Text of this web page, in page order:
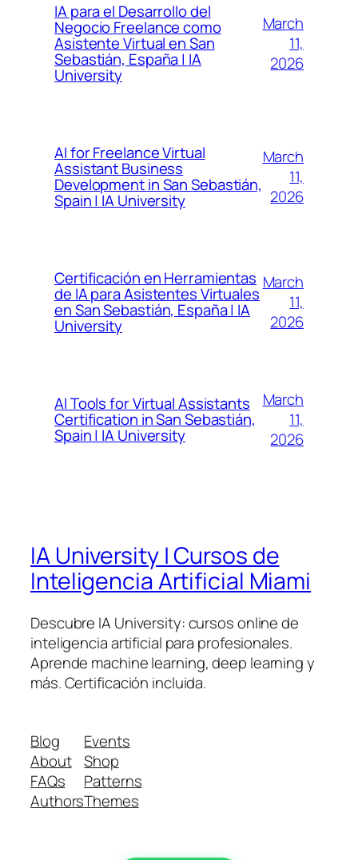
IA para el Desarrollo del
Negocio Freelance como
Asistente Virtual en San
Sebastián, España | IA
University
March
11,
2026
AI for Freelance Virtual
Assistant Business
Development in San Sebastián,
Spain | IA University
March
11,
2026
Certificación en Herramientas
de IA para Asistentes Virtuales
en San Sebastián, España | IA
University
March
11,
2026
AI Tools for Virtual Assistants
Certification in San Sebastián,
Spain | IA University
March
11,
2026
IA University | Cursos de
Inteligencia Artificial Miami
Descubre IA University: cursos online de
inteligencia artificial para profesionales.
Aprende machine learning, deep learning y
más. Certificación incluida.
Blog
About
FAQs
Authors
Events
Shop
Patterns
Themes